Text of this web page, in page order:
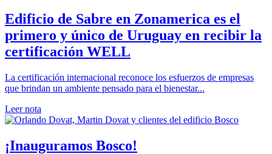
Edificio de Sabre en Zonamerica es el
primero y único de Uruguay en recibir la
certificación WELL
La certificación internacional reconoce los esfuerzos de empresas
que brindan un ambiente pensado para el bienestar...
Leer nota
¡Inauguramos Bosco!